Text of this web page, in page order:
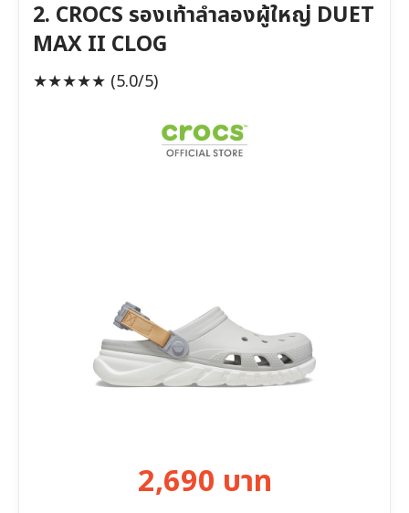
2. CROCS รองเท้าลำลองผู้ใหญ่ DUET
MAX II CLOG
★★★★★ (5.0/5)
2,690 บาท